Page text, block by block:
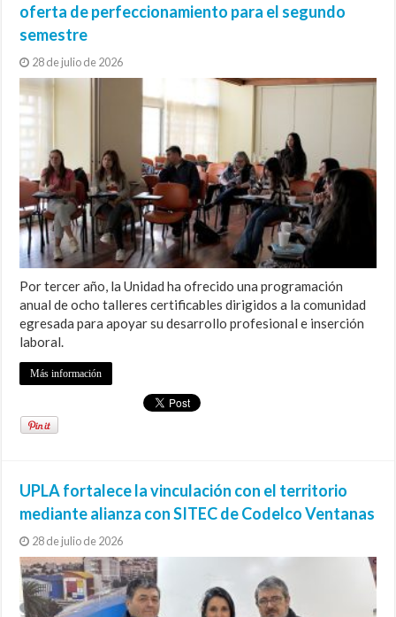
oferta de perfeccionamiento para el segundo
semestre
28 de julio de 2026
Por tercer año, la Unidad ha ofrecido una programación
anual de ocho talleres certificables dirigidos a la comunidad
egresada para apoyar su desarrollo profesional e inserción
laboral.
Más información
UPLA fortalece la vinculación con el territorio
mediante alianza con SITEC de Codelco Ventanas
28 de julio de 2026